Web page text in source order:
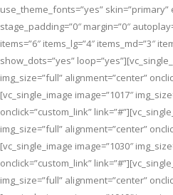
use_theme_fonts=”yes”
stage_padding=”0″ margin=”0″
items=”6″ items_lg=”4″ items_md=”3″
show_dots=”yes”
img_size=”full” alignment=”center”
[vc_single_image image=”1017″
onclick=”custom_link”
img_size=”full” alignment=”center”
[vc_single_image image=”1030″
onclick=”custom_link”
img_size=”full” alignment=”center”